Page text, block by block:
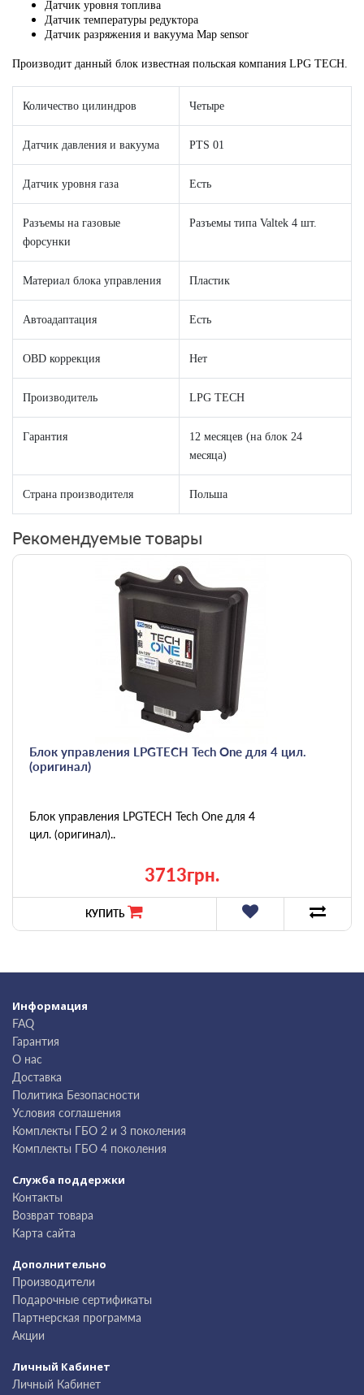
Датчик уровня топлива
Датчик температуры редуктора
Датчик разряжения и вакуума Map sensor
Производит данный блок известная польская компания LPG TECH
Количество цилиндров Четыре
Датчик давления и вакуума PTS 01
Датчик уровня газа Есть
Разъемы на газовые
форсунки
Разъемы типа Valtek 4 шт.
Материал блока управления Пластик
Автоадаптация Есть
OBD коррекция Нет
Производитель LPG TECH
Гарантия
12 месяцев (на блок 24
месяца)
Страна производителя Польша
Рекомендуемые товары
Блок управления LPGTECH Tech One для 4 цил.
(оригинал)
Блок управления LPGTECH Tech One для 4
цил. (оригинал)..
3713грн.
КУПИТЬ
Информация
FAQ
Гарантия
О нас
Доставка
Политика Безопасности
Условия соглашения
Комплекты ГБО 2 и 3 поколения
Комплекты ГБО 4 поколения
Служба поддержки
Контакты
Возврат товара
Карта сайта
Дополнительно
Производители
Подарочные сертификаты
Партнерская программа
Акции
Личный Кабинет
Личный Кабинет